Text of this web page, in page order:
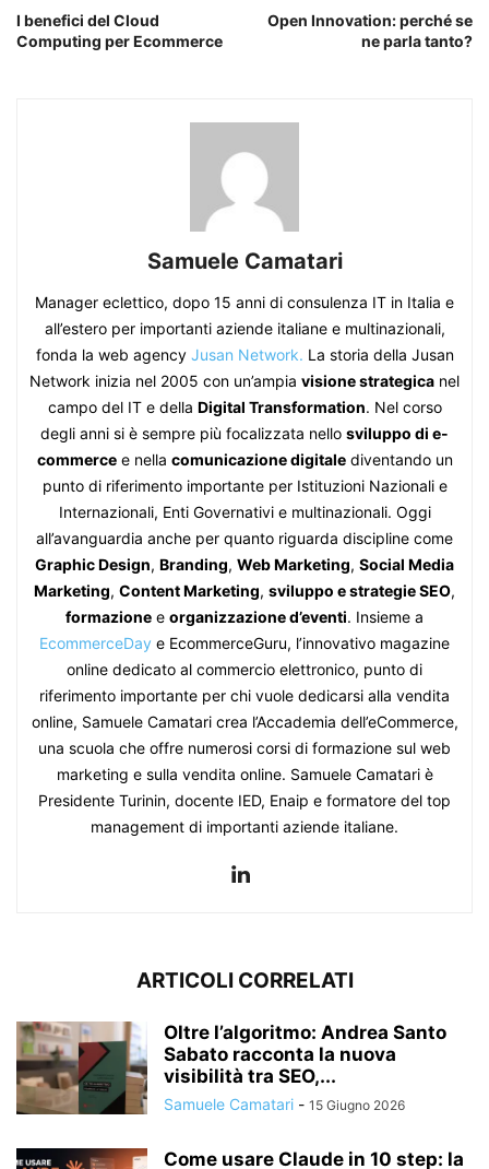
I benefici del Cloud
Computing per Ecommerce
Open Innovation: perché se
ne parla tanto?
Samuele Camatari
Manager eclettico, dopo 15 anni di consulenza IT in Italia e
all’estero per importanti aziende italiane e multinazionali,
fonda la web agency Jusan Network. La storia della Jusan
Network inizia nel 2005 con un’ampia visione strategica nel
campo del IT e della Digital Transformation. Nel corso
degli anni si è sempre più focalizzata nello sviluppo di e-
commercee nella comunicazione digitalediventando un
punto di riferimento importante per Istituzioni Nazionali e
Internazionali, Enti Governativi e multinazionali. Oggi
all’avanguardia anche per quanto riguarda discipline come
Graphic Design, Branding, Web Marketing, Social Media
Marketing, Content Marketing, sviluppo e strategie SEO,
formazione e organizzazione d’eventi. Insieme a
EcommerceDay e EcommerceGuru, l’innovativo magazine
online dedicato al commercio elettronico, punto di
riferimento importante per chi vuole dedicarsi alla vendita
online, Samuele Camatari crea l’Accademia dell’eCommerce,
una scuola che offre numerosi corsi di formazione sul web
marketing e sulla vendita online. Samuele Camatari è
Presidente Turinin, docente IED, Enaip e formatore del top
management di importanti aziende italiane.
ARTICOLI CORRELATI
Oltre l’algoritmo: Andrea Santo
Sabato racconta la nuova
visibilità tra SEO,...
Samuele Camatari - 15 Giugno 2026
Come usare Claude in 10 step: la